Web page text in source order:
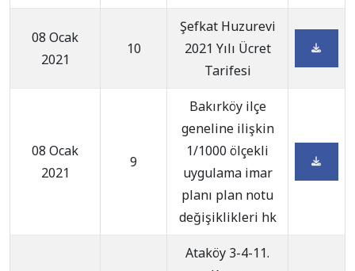
08 Ocak
2021
10
Şefkat Huzurevi
2021 Yılı Ücret
Tarifesi
08 Ocak
2021
9
Bakırköy ilçe
geneline ilişkin
1/1000 ölçekli
uygulama imar
planı plan notu
değişiklikleri hk
Ataköy 3-4-11.